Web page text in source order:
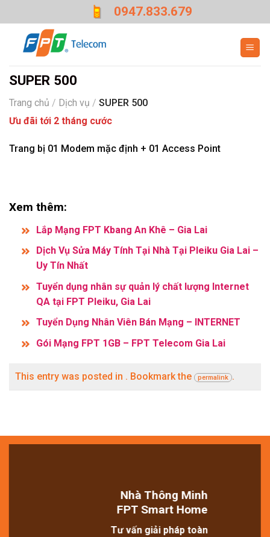
to
content
0947.833.679
SUPER 500
Trang chủ / Dịch vụ / SUPER 500
Ưu đãi tới 2 tháng cước
Trang bị 01 Modem mặc định + 01 Access Point
Xem thêm:
Lắp Mạng FPT Kbang An Khê – Gia Lai
Dịch Vụ Sửa Máy Tính Tại Nhà Tại Pleiku Gia Lai –
Uy Tín Nhất
Tuyển dụng nhân sự quản lý chất lượng Internet
QA tại FPT Pleiku, Gia Lai
Tuyển Dụng Nhân Viên Bán Mạng – INTERNET
Gói Mạng FPT 1GB – FPT Telecom Gia Lai
This entry was posted in . Bookmark the permalink .
Nhà Thông Minh
FPT Smart Home
Tư vấn giải pháp toàn